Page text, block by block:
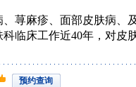
、荨麻疹、面部皮肤病、
临床工作近40年，对皮
预约查询